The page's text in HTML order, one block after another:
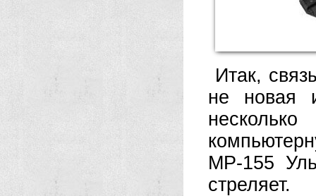
Итак,
не новая
МР-155
стреляет.